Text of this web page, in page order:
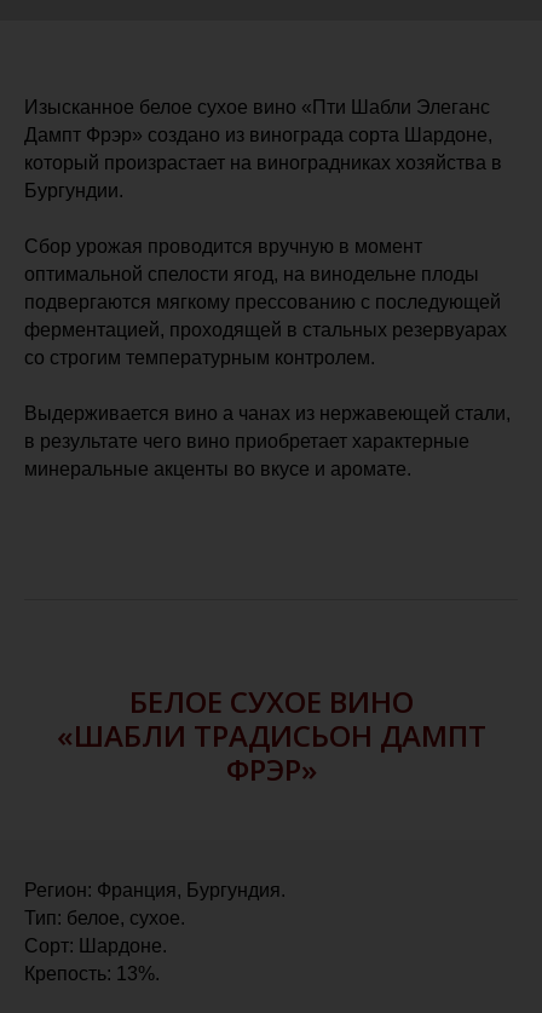
Изысканное белое сухое вино «Пти Шабли Элеганс
Дампт Фрэр» создано из винограда сорта Шардоне,
который произрастает на виноградниках хозяйства в
Бургундии.
Сбор урожая проводится вручную в момент
оптимальной спелости ягод, на винодельне плоды
подвергаются мягкому прессованию с последующей
ферментацией, проходящей в стальных резервуарах
со строгим температурным контролем.
Выдерживается вино а чанах из нержавеющей стали,
в результате чего вино приобретает характерные
минеральные акценты во вкусе и аромате.
БЕЛОЕ СУХОЕ ВИНО
«ШАБЛИ ТРАДИСЬОН ДАМПТ
ФРЭР»
Регион: Франция, Бургундия.
Тип: белое, сухое.
Сорт: Шардоне.
Крепость: 13%.